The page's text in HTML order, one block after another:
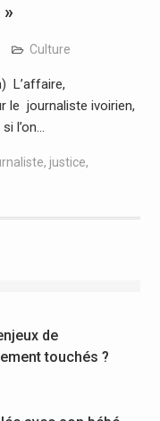
Culture
L’affaire,
le journaliste ivoirien,
l’on…
, justice,
de
touchés ?